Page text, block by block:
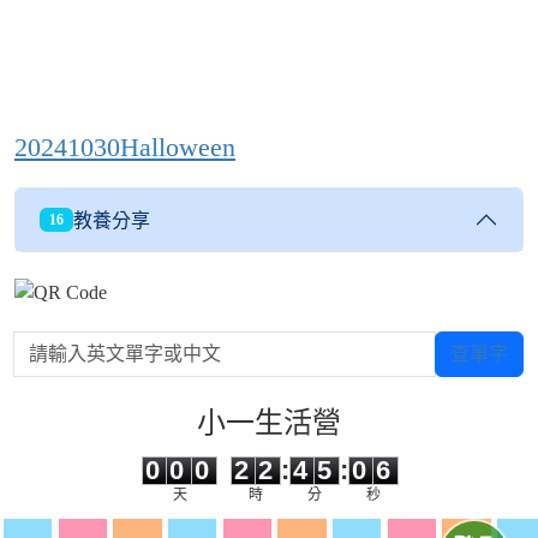
20241030Halloween
16 教養分享
請輸入英文單字或中文 查單字
小一生活營
0 0
0
0
天
2
2
2
時
:
4
4
5
5
分
:0 6
秒